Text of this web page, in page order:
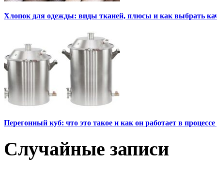
Хлопок для одежды: виды тканей, плюсы и как выбрать
Перегонный куб: что это такое и как он работает в
Случайные записи